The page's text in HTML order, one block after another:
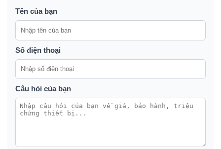
Tên của bạn
Số điện thoại
Câu hỏi của bạn